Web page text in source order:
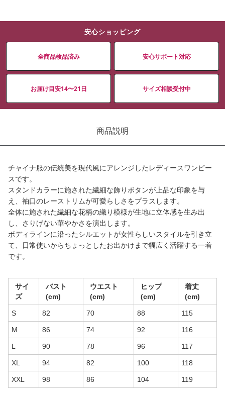
安心ショッピング
全商品検品済み 安心サポート対応
お届け目安14〜21日 サイズ相談受付中
商品説明
チャイナ服の伝統美を現代風にアレンジしたレディースワンピー
スです。
スタンドカラーに施された繊細な飾りボタンが上品な印象を与
え、袖口のレーストリムが可愛らしさをプラスします。
全体に施された繊細な花柄の織り模様が生地に立体感を生み出
し、さりげない華やかさを演出します。
ボディラインに沿ったシルエットが女性らしいスタイルを引き立
て、日常使いからちょっとしたお出かけまで幅広く活躍する一着
です。
サイ
ズ
バスト
(cm)
ウエスト
(cm)
ヒップ
(cm)
着丈
(cm)
S 82 70 88 115
M 86 74 92 116
L 90 78 96 117
XL 94 82 100 118
XXL 98 86 104 119